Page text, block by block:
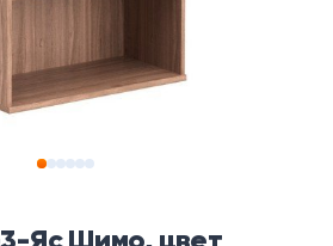
офисные
шкафы